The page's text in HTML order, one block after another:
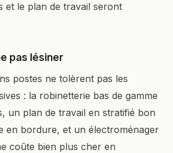
et le plan de travail seront
pas lésiner
postes ne tolèrent pas les
: la robinetterie bas de gamme
un plan de travail en stratifié bon
en bordure, et un électroménager
coûte bien plus cher en